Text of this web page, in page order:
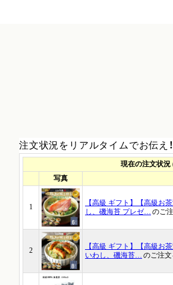
注文状況をリアルタイムでお伝え！